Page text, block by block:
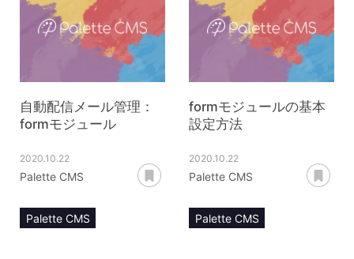
自動配信メール管理：
formモジュール
2020.10.22
Palette CMS
あとで読む
Palette CMS
formモジュールの基本
設定方法
2020.10.22
Palette CMS
Palette CMS